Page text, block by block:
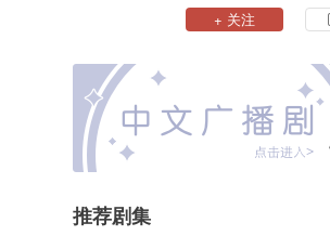
+ 关注
推荐剧集